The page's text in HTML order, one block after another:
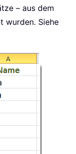
– aus dem
wurden. Siehe